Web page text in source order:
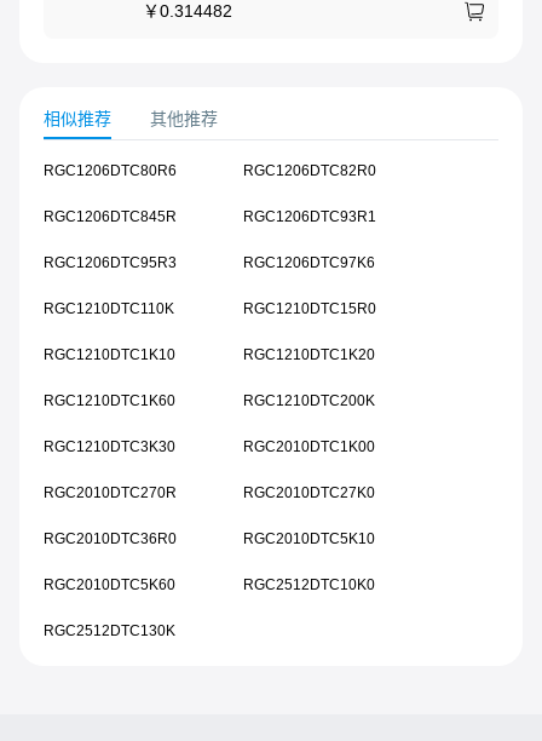
￥0.314482
相似推荐 其他推荐
RGC1206DTC80R6 RGC1206DTC82R0
RGC1206DTC845R RGC1206DTC93R1
RGC1206DTC95R3 RGC1206DTC97K6
RGC1210DTC110K RGC1210DTC15R0
RGC1210DTC1K10 RGC1210DTC1K20
RGC1210DTC1K60 RGC1210DTC200K
RGC1210DTC3K30 RGC2010DTC1K00
RGC2010DTC270R RGC2010DTC27K0
RGC2010DTC36R0 RGC2010DTC5K10
RGC2010DTC5K60 RGC2512DTC10K0
RGC2512DTC130K